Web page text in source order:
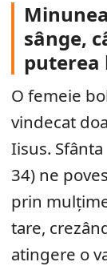
sânge,
puterea
O femeie
vindecat
Iisus.
34) ne
prin
tare,
atingere o